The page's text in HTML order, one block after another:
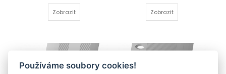
Zobrazit Zobrazit
Používáme soubory cookies!